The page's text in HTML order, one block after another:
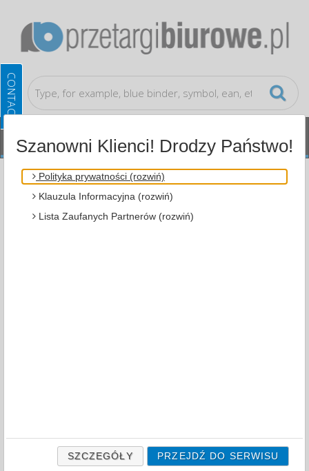
Cleaning, Protection, Shipment
Cleaning
Accessories, Janitorial Supplies
ALL CATEGORIES
Nie odnaleziono produktów wg przyjętych kryteriów
lub podana fraza "" nie została odnaleziona.
Szanowni Klienci! Drodzy Państwo!
Polityka prywatności (rozwiń)
Klauzula Informacyjna (rozwiń)
Lista Zaufanych Partnerów (rozwiń)
SZCZEGÓŁY PRZEJDŹ DO SERWISU